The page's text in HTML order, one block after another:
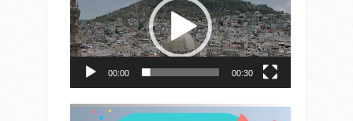
vídeo
00:00 00:30